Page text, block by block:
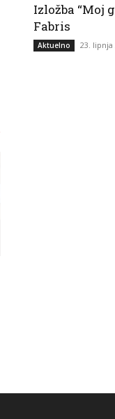
Izložba “Moj
Fabris
Aktuelno 23. lipnja